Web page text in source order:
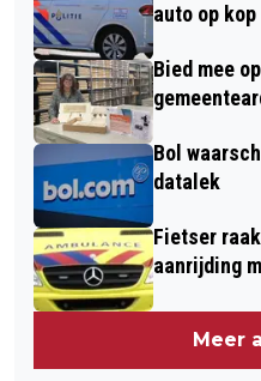
auto op
Bied mee
Bol
datalek
Fietser
aanrijding
Meer